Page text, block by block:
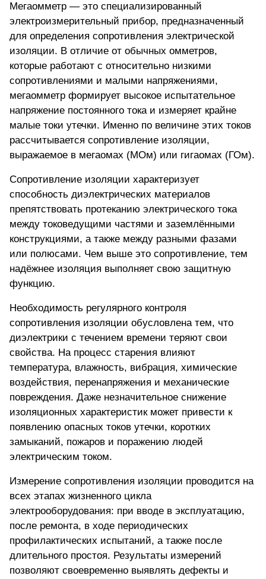
Мегаомметр — это специализированный
электроизмерительный прибор, предназначенный
для определения сопротивления электрической
изоляции. В отличие от обычных омметров,
которые работают с относительно низкими
сопротивлениями и малыми напряжениями,
мегаомметр формирует высокое испытательное
напряжение постоянного тока и измеряет крайне
малые токи утечки. Именно по величине этих токов
рассчитывается сопротивление изоляции,
выражаемое в мегаомах (МОм) или гигаомах (ГОм).
Сопротивление изоляции характеризует
способность диэлектрических материалов
препятствовать протеканию электрического тока
между токоведущими частями и заземлёнными
конструкциями, а также между разными фазами
или полюсами. Чем выше это сопротивление, тем
надёжнее изоляция выполняет свою защитную
функцию.
Необходимость регулярного контроля
сопротивления изоляции обусловлена тем, что
диэлектрики с течением времени теряют свои
свойства. На процесс старения влияют
температура, влажность, вибрация, химические
воздействия, перенапряжения и механические
повреждения. Даже незначительное снижение
изоляционных характеристик может привести к
появлению опасных токов утечки, коротких
замыканий, пожаров и поражению людей
электрическим током.
Измерение сопротивления изоляции проводится на
всех этапах жизненного цикла
электрооборудования: при вводе в эксплуатацию,
после ремонта, в ходе периодических
профилактических испытаний, а также после
длительного простоя. Результаты измерений
позволяют своевременно выявлять дефекты и